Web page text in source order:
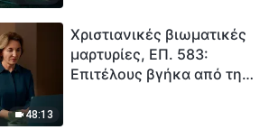
48:13
Χριστιανικές βιωματικές
μαρτυρίες, ΕΠ. 583:
Επιτέλους βγήκα από τη